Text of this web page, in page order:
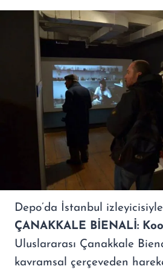
Depo’da İstanbul
ÇANAKKALE BİENALİ:
Uluslararası Çanakkale
kavramsal çerçeveden